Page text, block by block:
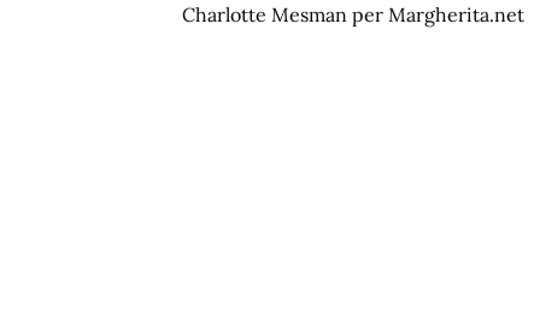
Charlotte Mesman per Margherita.net